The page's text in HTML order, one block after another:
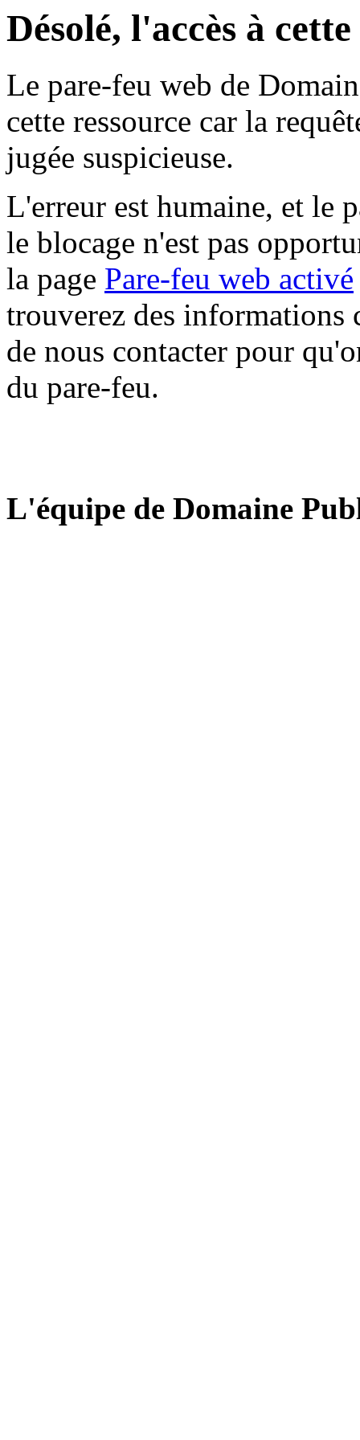
Désolé, l'accès à
Le pare-feu web de
cette ressource car la
jugée suspicieuse.
L'erreur est humaine, et le
le blocage n'est pas
la page Pare-feu web activé
trouverez des informations
de nous contacter pour
du pare-feu.
L'équipe de Domaine